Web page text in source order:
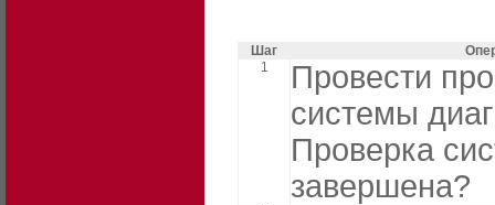
Шаг
1
Провести
системы
Проверка
завершена?